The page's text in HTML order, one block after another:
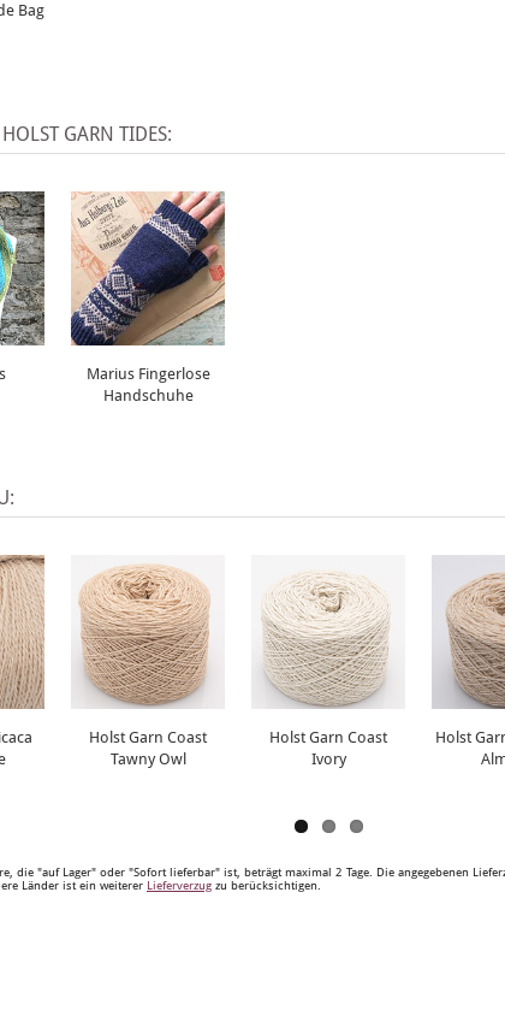
Bag
GARN TIDES:
Marius Fingerlose
Handschuhe
Holst Garn Coast
Tawny Owl
Holst Garn Coast
Ivory
Holst
die "auf Lager" oder "Sofort lieferbar" ist, beträgt maximal 2 Tage. Die angegebenen
Länder ist ein weiterer Lieferverzug zu berücksichtigen.